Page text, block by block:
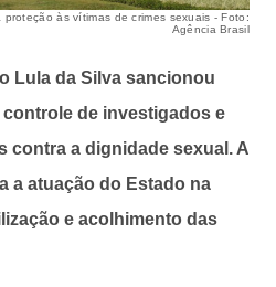
às vítimas de crimes sexuais - Foto:
Agência Brasil
Lula da Silva sancionou
controle de investigados e
contra a dignidade sexual. A
a atuação do Estado na
e acolhimento das